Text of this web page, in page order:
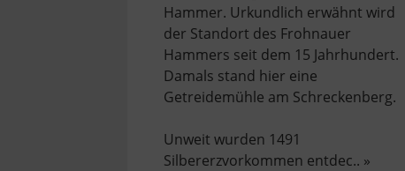
Hammer. Urkundlich erwähnt wird
der Standort des Frohnauer
Hammers seit dem 15 Jahrhundert.
Damals stand hier eine
Getreidemühle am Schreckenberg.
Unweit wurden 1491
Silbererzvorkommen entdec.. »